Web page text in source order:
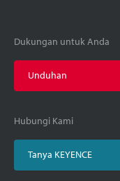
Dukungan untuk Anda
Unduhan
Hubungi Kami
Tanya KEYENCE